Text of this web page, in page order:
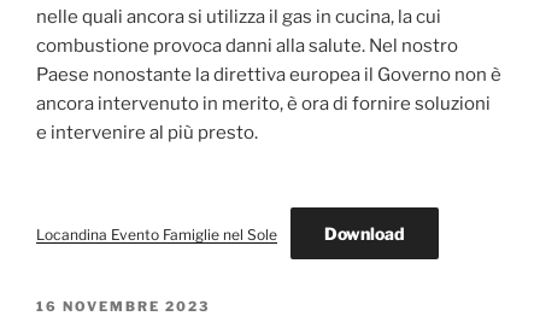
nelle quali ancora si utilizza il gas in cucina, la cui
combustione provoca danni alla salute. Nel nostro
Paese nonostante la direttiva europea il Governo non è
ancora intervenuto in merito, è ora di fornire soluzioni
e intervenire al più presto.
Locandina Evento Famiglie nel Sole Download
PUBBLICATO
16 NOVEMBRE 2023